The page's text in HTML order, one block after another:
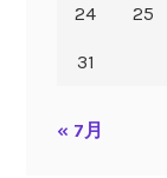
24 25
31
« 7月